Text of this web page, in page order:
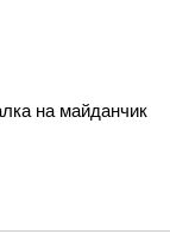
на майданчик